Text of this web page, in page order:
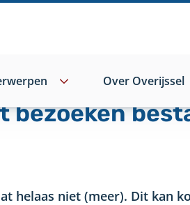
Over Overijssel
bezoeken
helaas niet (meer). Dit kan